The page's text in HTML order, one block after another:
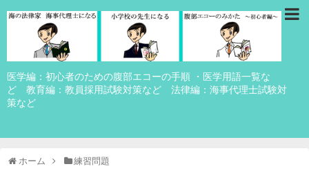
医学編：初心者のための腹部エコーの手順 ・医学用語一覧な
ど 教育編：教員採用試験対策など 法律編：海事代理士試験対
策など
ホーム 練習問題